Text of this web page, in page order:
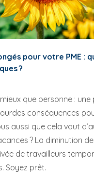
pour votre PME :
?
que personne :
conséquences
aussi que cela vaut
? La diminution
de travailleurs
Soyez prêt.